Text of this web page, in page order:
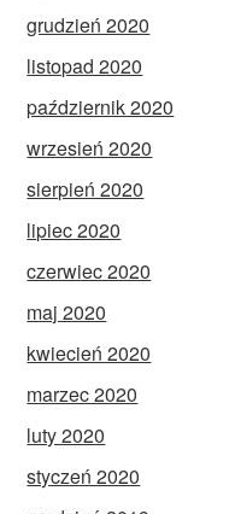
grudzień 2020
listopad 2020
październik 2020
wrzesień 2020
sierpień 2020
lipiec 2020
czerwiec 2020
maj 2020
kwiecień 2020
marzec 2020
luty 2020
styczeń 2020